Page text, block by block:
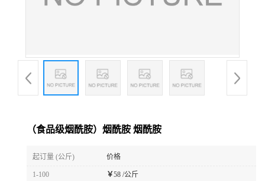
（食品级烟酰胺）烟酰胺 烟酰胺
起订量 (公斤) 价格
1-100 ￥58 /公斤